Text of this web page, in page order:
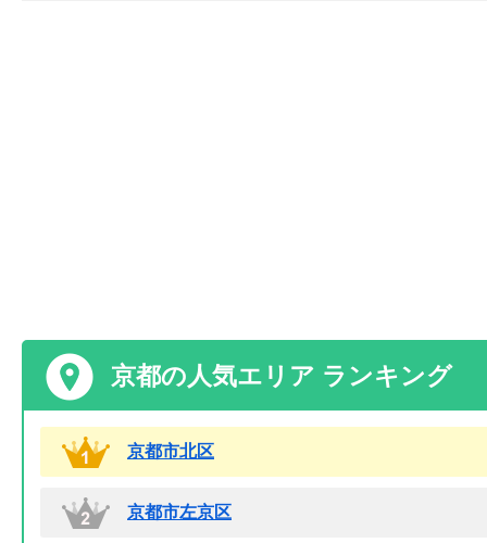
京都の人気エリア ランキング
京都市北区
京都市左京区